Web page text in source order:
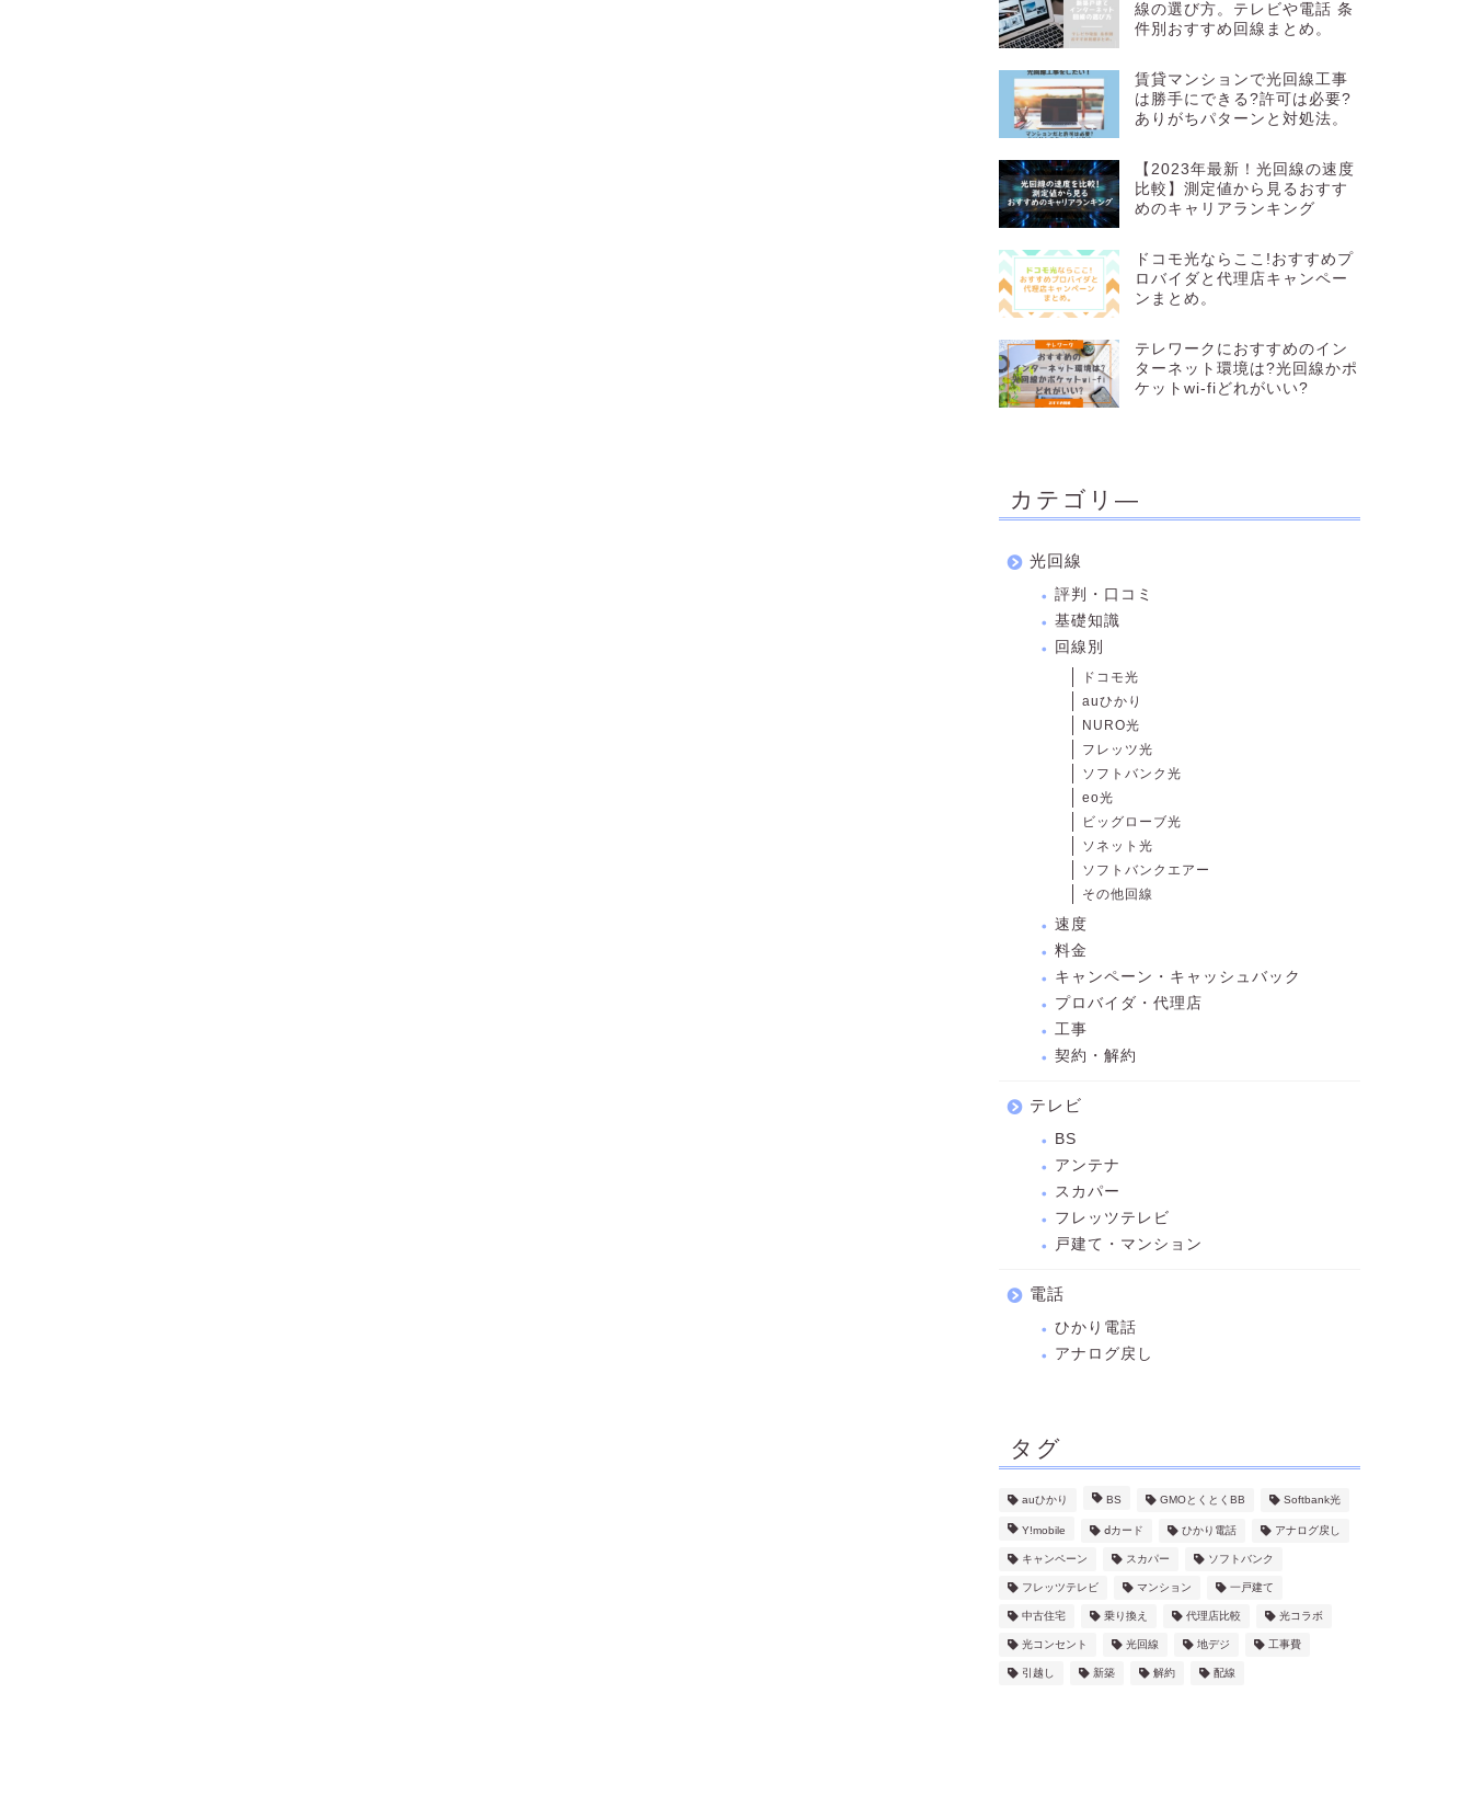
線の選び方。テレビや電話 条
件別おすすめ回線まとめ。
賃貸マンションで光回線工事
は勝手にできる?許可は必要?
ありがちパターンと対処法。
【2023年最新！光回線の速度
比較】測定値から見るおすす
めのキャリアランキング
ドコモ光ならここ!おすすめプ
ロバイダと代理店キャンペー
ンまとめ。
テレワークにおすすめのイン
ターネット環境は?光回線かポ
ケットwi-fiどれがいい?
カテゴリ―
光回線
評判・口コミ
基礎知識
回線別
ドコモ光
auひかり
NURO光
フレッツ光
ソフトバンク光
eo光
ビッグローブ光
ソネット光
ソフトバンクエアー
その他回線
速度
料金
キャンペーン・キャッシュバック
プロバイダ・代理店
工事
契約・解約
テレビ
BS
アンテナ
スカパー
フレッツテレビ
戸建て・マンション
電話
ひかり電話
アナログ戻し
タグ
auひかり BS GMOとくとくBB Softbank光
Y!mobile ⅾカード ひかり電話 アナログ戻し
キャンペーン スカパー ソフトバンク
フレッツテレビ マンション 一戸建て
中古住宅 乗り換え 代理店比較 光コラボ
光コンセント 光回線 地デジ 工事費
引越し 新築 解約 配線